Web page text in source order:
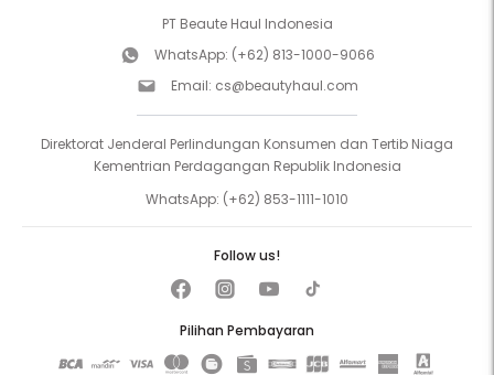
PT Beaute Haul Indonesia
WhatsApp: (+62) 813-1000-9066
Email: cs@beautyhaul.com
Direktorat Jenderal Perlindungan Konsumen dan Tertib Niaga
Kementrian Perdagangan Republik Indonesia
WhatsApp: (+62) 853-1111-1010
Pilihan Pembayaran
Follow us!